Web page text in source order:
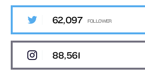
62,097
88,561